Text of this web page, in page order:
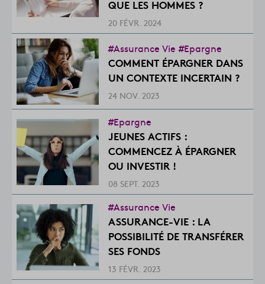
QUE LES HOMMES ?
20 FÉVR. 2024
#Assurance Vie #Epargne
COMMENT ÉPARGNER DANS
UN CONTEXTE INCERTAIN ?
24 NOV. 2023
#Epargne
JEUNES ACTIFS :
COMMENCEZ À ÉPARGNER
OU INVESTIR !
08 SEPT. 2023
#Assurance Vie
ASSURANCE-VIE : LA
POSSIBILITÉ DE TRANSFÉRER
SES FONDS
13 FÉVR. 2023